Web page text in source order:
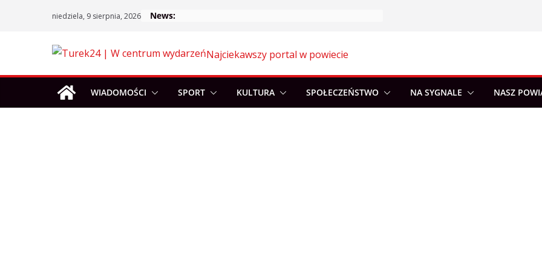
niedziela, 9 sierpnia, 2026 News:
Najciekawszy portal w powiecie
WIADOMOŚCI SPORT KULTURA SPOŁECZEŃSTWO NA SYGNALE NASZ